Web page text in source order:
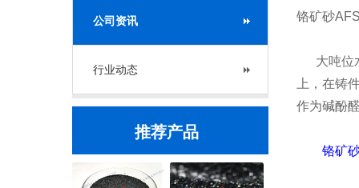
公司资讯
行业动态
推荐产品
铬矿砂
大吨位水
上，在铸
作为碱酚
铬矿